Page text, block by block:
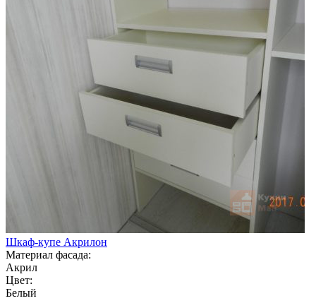
Шкаф-купе Акрилон
Материал фасада:
Акрил
Цвет:
Белый